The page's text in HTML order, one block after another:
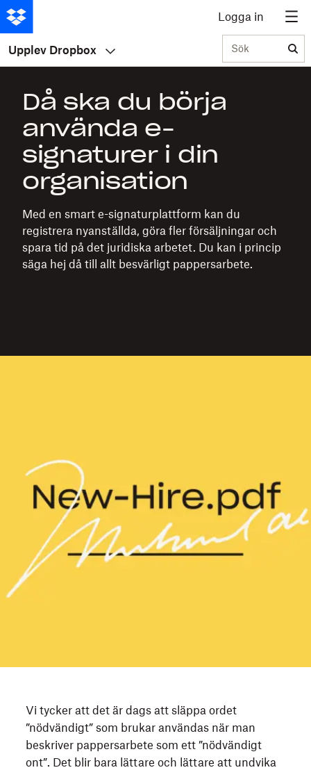
Logga in
Upplev Dropbox Sök
Då ska du börja
använda e-
signaturer i din
organisation
Med en smart e-signaturplattform kan du
registrera nyanställda, göra fler försäljningar och
spara tid på det juridiska arbetet. Du kan i princip
säga hej då till allt besvärligt pappersarbete.
Vi tycker att det är dags att släppa ordet
”nödvändigt” som brukar användas när man
beskriver pappersarbete som ett ”nödvändigt
ont”. Det blir bara lättare och lättare att undvika